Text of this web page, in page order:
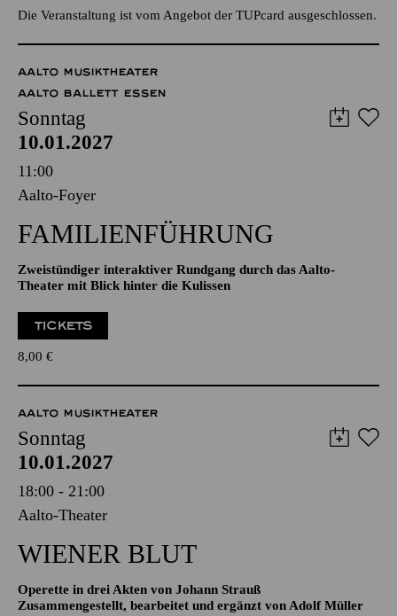
Die Veranstaltung ist vom Angebot der TUPcard ausgeschlossen.
AALTO MUSIKTHEATER
AALTO BALLETT ESSEN
Sonntag
10.01.2027
11:00
Aalto-Foyer
FAMILIENFÜHRUNG
Zweistündiger interaktiver Rundgang durch das Aalto-
Theater mit Blick hinter die Kulissen
TICKETS
8,00 €
AALTO MUSIKTHEATER
Sonntag
10.01.2027
18:00 - 21:00
Aalto-Theater
WIENER BLUT
Operette in drei Akten von Johann Strauß
Zusammengestellt, bearbeitet und ergänzt von Adolf Müller